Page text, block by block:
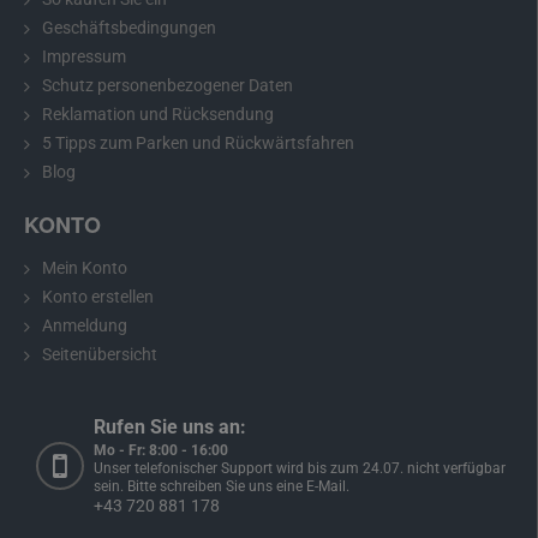
Empfehlung:
Bitte messen Sie vor dem Kauf die Abmessungen
Ihrer Nummernschildbeleuchtung und vergleichen Sie diese mit
dem gewählten Modell.
S, CLK-Klasse
Die Rückfahrkamera für Mercedes-Benz C, E, CL, S, CLK-Klasse
passt genau an die Stelle Ihrer Nummernschildbeleuchtung. Der
als vollwertige Nummernschildbeleuchtung.
Sie bauendie Rückfahrkamera ein undschließen sie gemäß der
detaillierten, aber einfachen Anleitung , die Sie im Paket finden,
Geschäftsbedingungen
Impressum
Schutz personenbezogener Daten
Reklamation und Rücksendung
5 Tipps zum Parken und Rückwärtsfahren
Blog
KONTO
Mein Konto
Konto erstellen
Anmeldung
Seitenübersicht
Rufen Sie uns an:
Mo - Fr: 8:00 - 16:00
Unser telefonischer Support wird bis zum 24.07. nicht verfügbar
sein. Bitte schreiben Sie uns eine E-Mail.
+43 720 881 178